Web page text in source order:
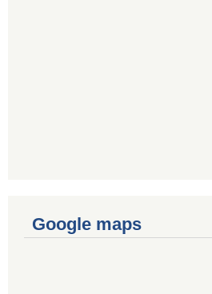
Google maps